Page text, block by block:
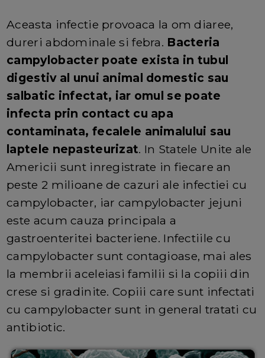
Aceasta infectie provoaca la om diaree,
dureri abdominale si febra. Bacteria
campylobacter poate exista in tubul
digestiv al unui animal domestic sau
salbatic infectat, iar omul se poate
infecta prin contact cu apa
contaminata, fecalele animalului sau
laptele nepasteurizat. In Statele Unite ale
Americii sunt inregistrate in fiecare an
peste 2 milioane de cazuri ale infectiei cu
campylobacter, iar campylobacter jejuni
este acum cauza principala a
gastroenteritei bacteriene. Infectiile cu
campylobacter sunt contagioase, mai ales
la membrii aceleiasi familii si la copiii din
crese si gradinite. Copiii care sunt infectati
cu campylobacter sunt in general tratati cu
antibiotic.